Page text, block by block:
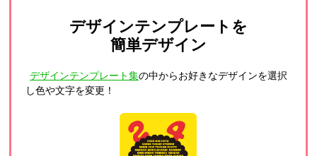
デザインテンプレートを
簡単デザイン
デザインテンプレート集の中からお好きなデザインを選択
し色や文字を変更！